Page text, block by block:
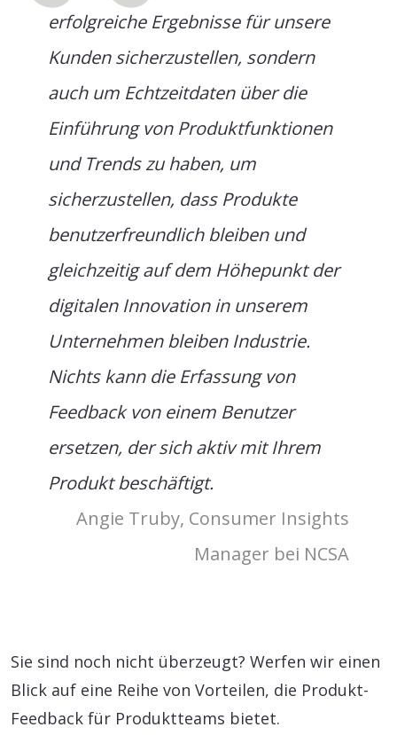
erfolgreiche Ergebnisse für unsere
Kunden sicherzustellen, sondern
auch um Echtzeitdaten über die
Einführung von Produktfunktionen
und Trends zu haben, um
sicherzustellen, dass Produkte
benutzerfreundlich bleiben und
gleichzeitig auf dem Höhepunkt der
digitalen Innovation in unserem
Unternehmen bleiben Industrie.
Nichts kann die Erfassung von
Feedback von einem Benutzer
ersetzen, der sich aktiv mit Ihrem
Produkt beschäftigt.
Angie Truby, Consumer Insights
Manager bei NCSA
Sie sind noch nicht überzeugt? Werfen wir einen
Blick auf eine Reihe von Vorteilen, die Produkt-
Feedback für Produktteams bietet.